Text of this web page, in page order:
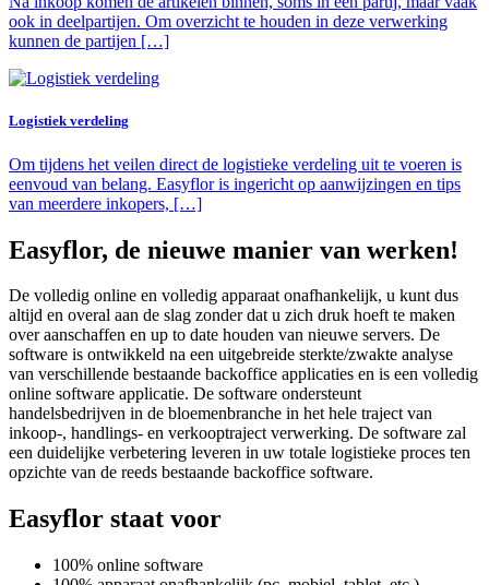
ook in deelpartijen. Om overzicht te houden in deze verwerking
kunnen de partijen […]
Logistiek verdeling
Om tijdens het veilen direct de logistieke verdeling uit te voeren is
eenvoud van belang. Easyflor is ingericht op aanwijzingen en tips
van meerdere inkopers, […]
Easyflor, de nieuwe manier van werken!
De volledig online en volledig apparaat onafhankelijk, u kunt dus
altijd en overal aan de slag zonder dat u zich druk hoeft te maken
over aanschaffen en up to date houden van nieuwe servers. De
software is ontwikkeld na een uitgebreide sterkte/zwakte analyse
van verschillende bestaande backoffice applicaties en is een volledig
online software applicatie. De software ondersteunt
handelsbedrijven in de bloemenbranche in het hele traject van
inkoop-, handlings- en verkooptraject verwerking. De software zal
een duidelijke verbetering leveren in uw totale logistieke proces ten
opzichte van de reeds bestaande backoffice software.
Easyflor staat voor
100% online software